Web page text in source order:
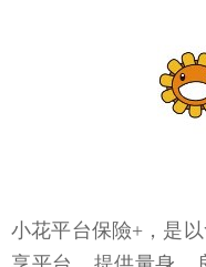
小花平台保險+，是